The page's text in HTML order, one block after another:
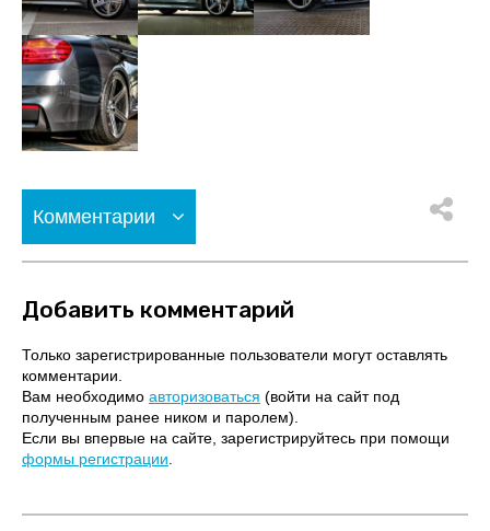
Комментарии
Добавить комментарий
Только зарегистрированные пользователи могут оставлять
комментарии.
Вам необходимо авторизоваться (войти на сайт под
полученным ранее ником и паролем).
Если вы впервые на сайте, зарегистрируйтесь при помощи
формы регистрации